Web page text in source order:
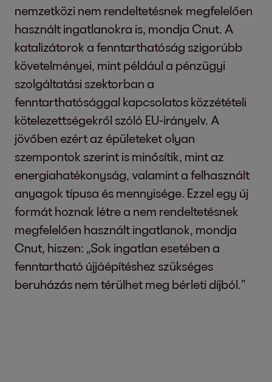
nemzetközi nem rendeltetésnek megfelelően
használt ingatlanokra is, mondja Cnut. A
katalizátorok a fenntarthatóság szigorúbb
követelményei, mint például a pénzügyi
szolgáltatási szektorban a
fenntarthatósággal kapcsolatos közzétételi
kötelezettségekről szóló EU-irányelv. A
jövőben ezért az épületeket olyan
szempontok szerint is minősítik, mint az
energiahatékonyság, valamint a felhasznált
anyagok típusa és mennyisége. Ezzel egy új
formát hoznak létre a nem rendeltetésnek
megfelelően használt ingatlanok, mondja
Cnut, hiszen: „Sok ingatlan esetében a
fenntartható újjáépítéshez szükséges
beruházás nem térülhet meg bérleti díjból.”